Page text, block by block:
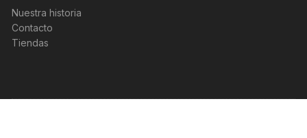
Nuestra historia
Contacto
Tiendas